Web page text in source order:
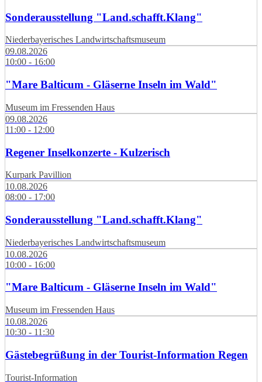
Sonderausstellung "Land.schafft.Klang"
Niederbayerisches Landwirtschaftsmuseum
09.08.2026
10:00 - 16:00
"Mare Balticum - Gläserne Inseln im Wald"
Museum im Fressenden Haus
09.08.2026
11:00 - 12:00
Regener Inselkonzerte - Kulzerisch
Kurpark Pavillion
10.08.2026
08:00 - 17:00
Sonderausstellung "Land.schafft.Klang"
Niederbayerisches Landwirtschaftsmuseum
10.08.2026
10:00 - 16:00
"Mare Balticum - Gläserne Inseln im Wald"
Museum im Fressenden Haus
10.08.2026
10:30 - 11:30
Gästebegrüßung in der Tourist-Information Regen
Tourist-Information